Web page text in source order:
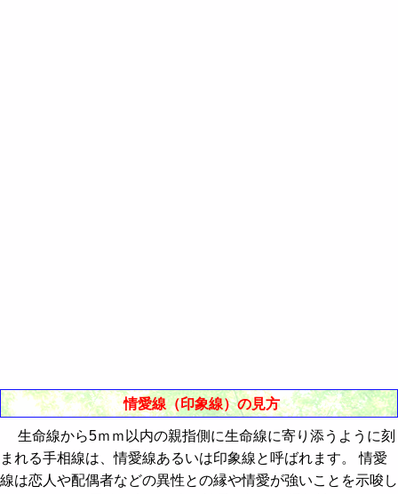
情愛線（印象線）の見方
生命線から5ｍｍ以内の親指側に生命線に寄り添うように刻
まれる手相線は、情愛線あるいは印象線と呼ばれます。 情愛
線は恋人や配偶者などの異性との縁や情愛が強いことを示唆し